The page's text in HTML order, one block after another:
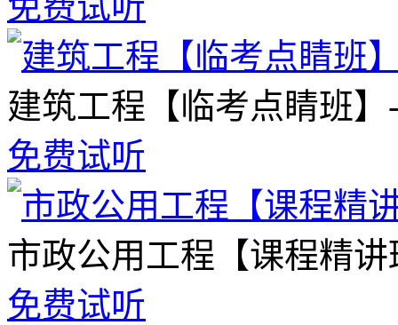
建筑工程【临考点睛班】
免费试听
市政公用工程【课程精
免费试听